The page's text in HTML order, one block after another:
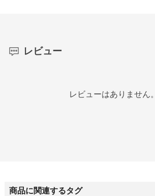
レビュー
レビューはありません。
商品に関連するタグ